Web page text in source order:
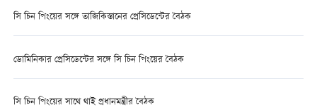
সি চিন পিংয়ের সঙ্গে তাজিকিস্তানের প্রেসিডেন্টের বৈঠক
ডোমিনিকার প্রেসিডেন্টের সঙ্গে সি চিন পিংয়ের বৈঠক
সি চিন পিংয়ের সাথে থাই প্রধানমন্ত্রীর বৈঠক